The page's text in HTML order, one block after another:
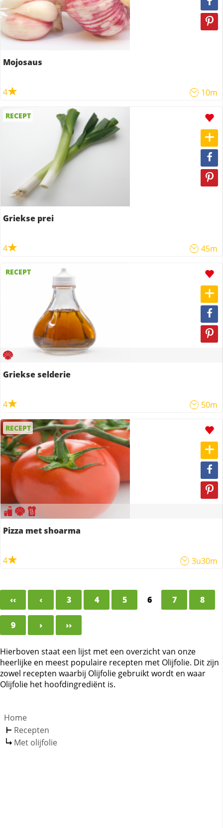
Mojosaus
4 10m
RECEPT
Griekse prei
4 45m
RECEPT
Griekse selderie
4 50m
RECEPT
Pizza met shoarma
4 3u30m
‹‹ ‹ 3 4 5 6 7 8
9 › ››
Hierboven staat een lijst met een overzicht van onze
heerlijke en meest populaire recepten met Olijfolie. Dit zijn
zowel recepten waarbij Olijfolie gebruikt wordt en waar
Olijfolie het hoofdingrediënt is.
Home
Recepten
Met olijfolie